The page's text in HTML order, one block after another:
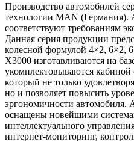
Производство автомобилей
технологии MAN (Германия).
соответствуют требованиям
Данная серия продукции
колесной формулой 4×2, 6×2,
X3000 изготавливаются на
укомплектовываются
который не только
но и позволяет повысить
эргономичности автомобиля.
оснащены новейшими
интеллектуального
интернет-мониторинг,